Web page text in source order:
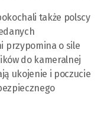
także polscy
przypomina o sile
do kameralnej
ukojenie i poczucie